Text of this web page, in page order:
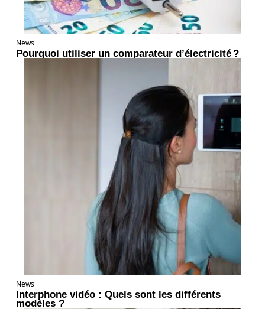
News
Pourquoi utiliser un comparateur d’électricité ?
News
Interphone vidéo : Quels sont les différents
modèles ?